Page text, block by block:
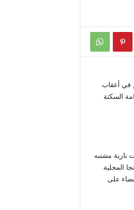
في أعقاب
إطار القطاع 3 من عملية الدوامة السكتة
طلقات نارية مشتبه
المحلية.
على